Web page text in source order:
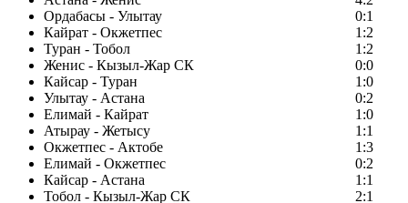
Ордабасы - Улытау
0:1
Кайрат - Окжетпес
1:2
Туран - Тобол
1:2
Женис - Кызыл-Жар СК
0:0
Кайсар - Туран
1:0
Улытау - Астана
0:2
Елимай - Кайрат
1:0
Атырау - Жетысу
1:1
Окжетпес - Актобе
1:3
Елимай - Окжетпес
0:2
Кайсар - Астана
1:1
Тобол - Кызыл-Жар СК
2:1